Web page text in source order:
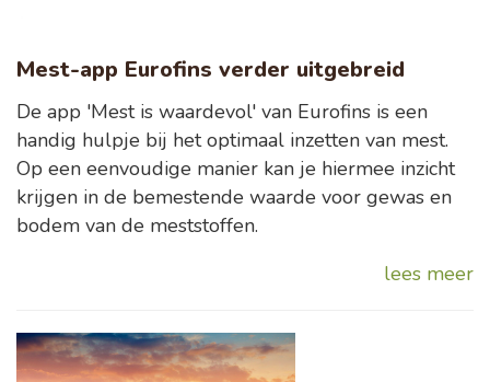
Mest-app Eurofins verder uitgebreid
De app 'Mest is waardevol' van Eurofins is een
handig hulpje bij het optimaal inzetten van mest.
Op een eenvoudige manier kan je hiermee inzicht
krijgen in de bemestende waarde voor gewas en
bodem van de meststoffen.
lees meer